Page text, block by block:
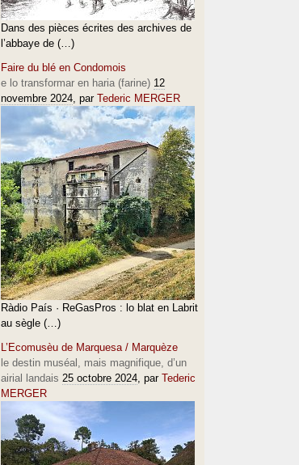
Dans des pièces écrites des archives de
l’abbaye de (…)
Faire du blé en Condomois
e lo transformar en haria (farine) 12
novembre 2024, par Tederic MERGER
Ràdio País · ReGasPros : lo blat en Labrit
au sègle (…)
L’Ecomusèu de Marquesa / Marquèze
le destin muséal, mais magnifique, d’un
airial landais 25 octobre 2024, par Tederic
MERGER